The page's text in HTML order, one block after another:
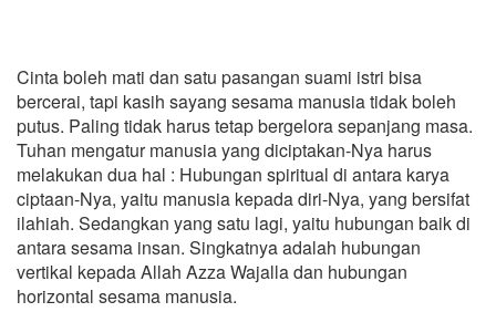
Cinta boleh mati dan satu pasangan suami istri bisa
bercerai, tapi kasih sayang sesama manusia tidak boleh
putus. Paling tidak harus tetap bergelora sepanjang masa.
Tuhan mengatur manusia yang diciptakan-Nya harus
melakukan dua hal : Hubungan spiritual di antara karya
ciptaan-Nya, yaitu manusia kepada diri-Nya, yang bersifat
ilahiah. Sedangkan yang satu lagi, yaitu hubungan baik di
antara sesama insan. Singkatnya adalah hubungan
vertikal kepada Allah Azza Wajalla dan hubungan
horizontal sesama manusia.